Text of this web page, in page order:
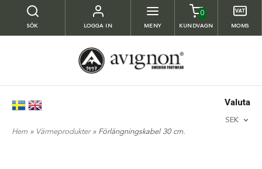
SÖK LOGGA IN MENY
0
KUNDVAGN MOMS
Valuta
SEK
Hem » Värmeprodukter » Förlängningskabel 30 cm.